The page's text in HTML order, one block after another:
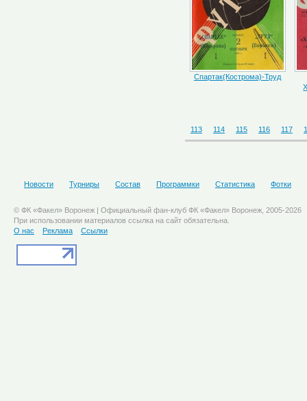
Спартак(Кострома)-Труд
113 114 115 116 117
Новости Турниры Состав Программки Статистика Фотки
© ФК «Факел» Воронеж | Официальный фан-клуб ФК «Факел» Воронеж, 2005-2026
При использовании материалов ссылка на сайт обязательна.
О нас
Реклама Ссылки